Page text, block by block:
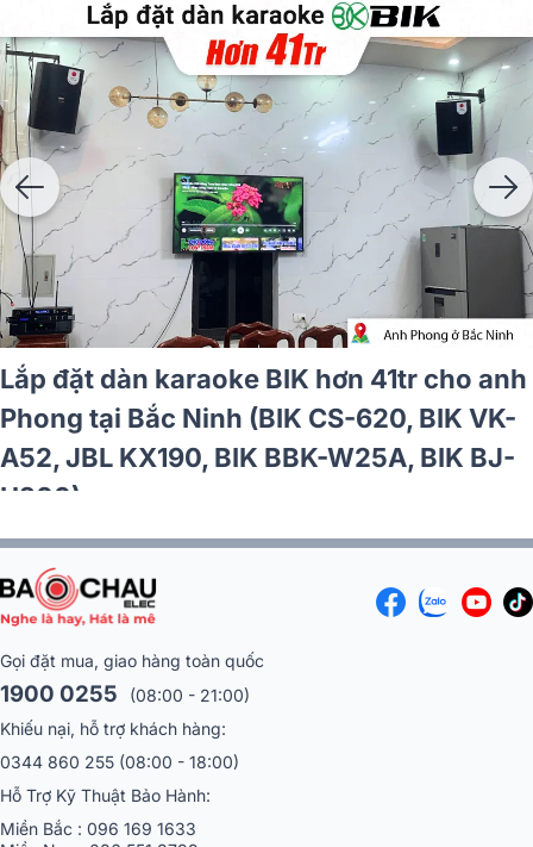
Lắp đặt dàn karaoke BIK hơn 41tr cho anh
Phong tại Bắc Ninh (BIK CS-620, BIK VK-
A52, JBL KX190, BIK BBK-W25A, BIK BJ-
U200)
Gọi đặt mua, giao hàng toàn quốc
1900 0255
(08:00 - 21:00)
Khiếu nại, hỗ trợ khách hàng:
0344 860 255 (08:00 - 18:00)
Hỗ Trợ Kỹ Thuật Bảo Hành:
Miền Bắc : 096 169 1633